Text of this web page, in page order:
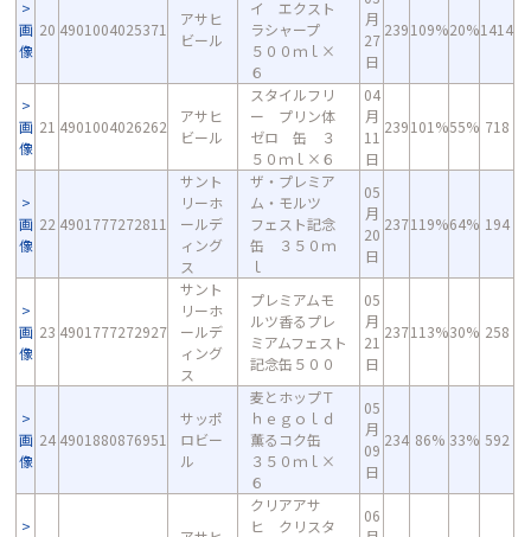
画
像
20 4901004025371
アサヒ
ビール
イ エクスト
ラシャープ
５００ｍｌ×
６
月
27
日
239109%20%1414
画
像
21 4901004026262
アサヒ
ビール
スタイルフリ
ー プリン体
ゼロ 缶 ３
５０ｍｌ×６
04
月
11
日
239101%55% 718
画
像
22 4901777272811
サント
リーホ
ールデ
ィング
ス
ザ・プレミア
ム・モルツ
フェスト記念
缶 ３５０ｍ
ｌ
05
月
20
日
237119%64% 194
画
像
23 4901777272927
サント
リーホ
ールデ
ィング
ス
プレミアムモ
ルツ香るプレ
ミアムフェスト
記念缶５００
05
月
21
日
237113%30% 258
画
像
24 4901880876951
サッポ
ロビー
ル
麦とホップＴ
ｈｅｇｏｌｄ
薫るコク缶
３５０ｍｌ×
６
05
月
09
日
234 86% 33% 592
クリアアサ
ヒ クリスタ
06